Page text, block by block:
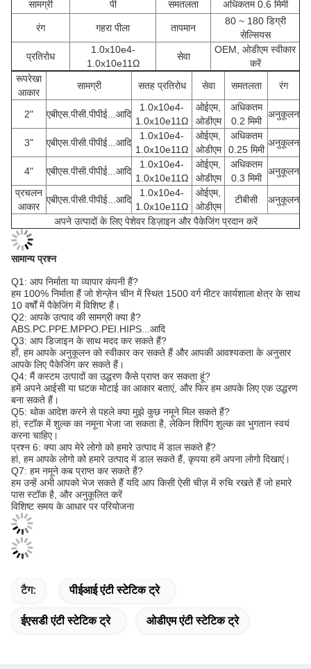
सामग्री
पी समतलता अधिकतम 0.6 मिमी
रंग गहरा पीला तापमान
80 ~ 180 डिग्री
सेल्सियस
प्रतिरोध
1.0x10e4-
1.0x10e11Ω
सेवा
OEM, ओडीएम स्वीकार
करें
रूपरेखा
आकार
सामग्री सतह प्रतिरोध सेवा समतलता रंग
2" एबीएस.पीसी.पीपीई...आदि
1.0x10e4-
1.0x10e11Ω
ओईएम,
ओडीएम
अधिकतम
0.2 मिमी
अनुकूलन
3" एबीएस.पीसी.पीपीई...आदि
1.0x10e4-
1.0x10e11Ω
ओईएम,
ओडीएम
अधिकतम
0.25 मिमी
अनुकूलन
4" एबीएस.पीसी.पीपीई...आदि
1.0x10e4-
1.0x10e11Ω
ओईएम,
ओडीएम
अधिकतम
0.3 मिमी
अनुकूलन
प्रचलन
आकार
एबीएस.पीसी.पीपीई...आदि
1.0x10e4-
1.0x10e11Ω
ओईएम,
ओडीएम
टीबीसी
अनुकूलन
अपने उत्पादों के लिए पेशेवर डिज़ाइन और पैकेजिंग प्रदान करें
सामान्य प्रश्न
Q1: आप निर्माता या व्यापार कंपनी हैं?
हम 100% निर्माता हैं जो शेन्ज़ेन चीन में स्थित 1500 वर्ग मीटर कार्यशाला क्षेत्र के साथ
10 वर्षों में पैकेजिंग में विशिष्ट हैं।
Q2: आपके उत्पाद की सामग्री क्या है?
ABS.PC.PPE.MPPO.PEI.HIPS...आदि
Q3: आप डिजाइन के साथ मदद कर सकते हैं?
हाँ, हम आपके अनुकूलन को स्वीकार कर सकते हैं और आपकी आवश्यकता के अनुसार
आपके लिए पैकेजिंग कर सकते हैं।
Q4: मैं कस्टम उत्पादों का उद्धरण कैसे प्राप्त कर सकता हूं?
हमें अपने आईसी या घटक मोटाई का आकार बताएं, और फिर हम आपके लिए एक उद्धरण
बना सकते हैं।
Q5: थोक आदेश करने से पहले क्या मुझे कुछ नमूने मिल सकते हैं?
हां, स्टॉक में शुल्क का नमूना भेजा जा सकता है, लेकिन शिपिंग शुल्क का भुगतान स्वयं
करना चाहिए।
प्रश्न 6: क्या आप मेरे लोगो को हमारे उत्पाद में डाल सकते हैं?
हां, हम आपके लोगो को हमारे उत्पाद में डाल सकते हैं, कृपया हमें अपना लोगो दिखाएं।
Q7: हम नमूने कब प्राप्त कर सकते हैं?
हम उन्हें अभी आपको भेज सकते हैं यदि आप किसी ऐसी चीज़ में रुचि रखते हैं जो हमारे
पास स्टॉक है, और अनुकूलित करें
विशिष्ट समय के आधार पर परियोजना
टैग: पीईआई एंटी स्टेटिक ट्रे
ईएसडी एंटी स्टेटिक ट्रे ओडीएम एंटी स्टेटिक ट्रे